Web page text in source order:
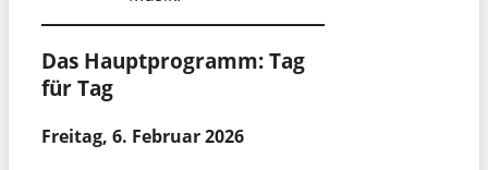
Das Hauptprogramm: Tag
für Tag
Freitag, 6. Februar 2026